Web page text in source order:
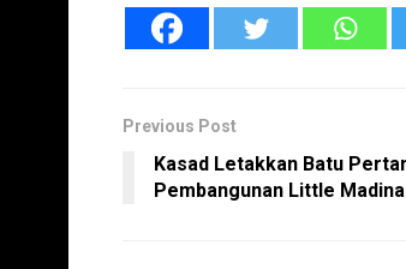
Previous Post
Kasad Letakkan Batu
Pembangunan Little